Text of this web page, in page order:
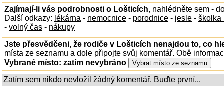
Zajímají-li vás podrobnosti o Lošticích, nahlédněte sem -
Další odkazy: lékárna - nemocnice - porodnice - jesle - školka
- volný čas - nákupy
Jste přesvědčeni, že rodiče v Lošticích nenajdou to, co
místa ze seznamu a dole připojte svůj komentář. Obě
Vybrané místo: zatím nevybráno
Zatím sem nikdo nevložil žádný komentář. Buďte první...